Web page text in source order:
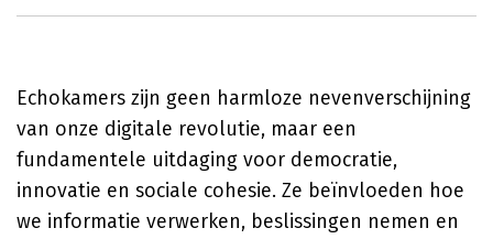
Echokamers zijn geen harmloze nevenverschijning
van onze digitale revolutie, maar een
fundamentele uitdaging voor democratie,
innovatie en sociale cohesie. Ze beïnvloeden hoe
we informatie verwerken, beslissingen nemen en